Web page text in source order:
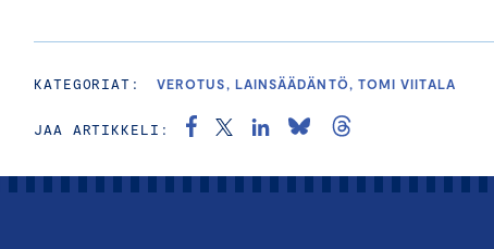
KATEGORIAT: VEROTUS, LAINSÄÄDÄNTÖ, TOMI VIITALA
JAA ARTIKKELI: